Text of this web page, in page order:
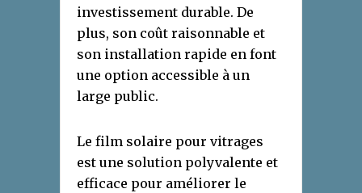
investissement durable. De
plus, son coût raisonnable et
son installation rapide en font
une option accessible à un
large public.
Le film solaire pour vitrages
est une solution polyvalente et
efficace pour améliorer le